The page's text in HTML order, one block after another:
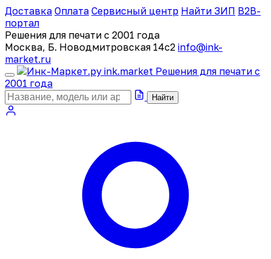
Доставка Оплата Сервисный центр Найти ЗИП B2B-
портал
Решения для печати с 2001 года
Москва, Б. Новодмитровская 14с2 info@ink-
market.ru
ink.market Решения для печати с
2001 года
Найти